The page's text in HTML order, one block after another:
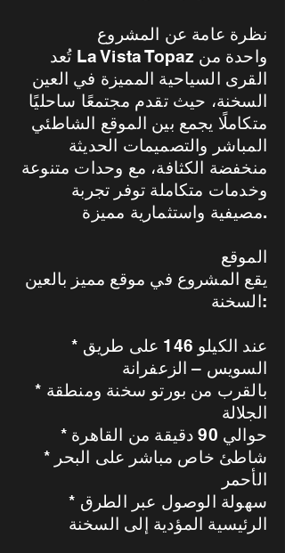
نظرة عامة عن المشروع
تُعد La Vista Topaz واحدة من
القرى السياحية المميزة في العين
السخنة، حيث تقدم مجتمعًا ساحليًا
متكاملًا يجمع بين الموقع الشاطئي
المباشر والتصميمات الحديثة
منخفضة الكثافة، مع وحدات متنوعة
وخدمات متكاملة توفر تجربة
مصيفية واستثمارية مميزة.
الموقع
يقع المشروع في موقع مميز بالعين
السخنة:
* عند الكيلو 146 على طريق
السويس – الزعفرانة
* بالقرب من بورتو سخنة ومنطقة
الجلالة
* حوالي 90 دقيقة من القاهرة
* شاطئ خاص مباشر على البحر
الأحمر
* سهولة الوصول عبر الطرق
الرئيسية المؤدية إلى السخنة